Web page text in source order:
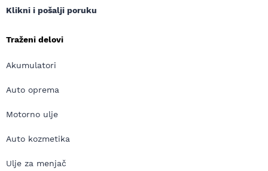
Klikni i pošalji poruku
Traženi delovi
Akumulatori
Auto oprema
Motorno ulje
Auto kozmetika
Ulje za menjač